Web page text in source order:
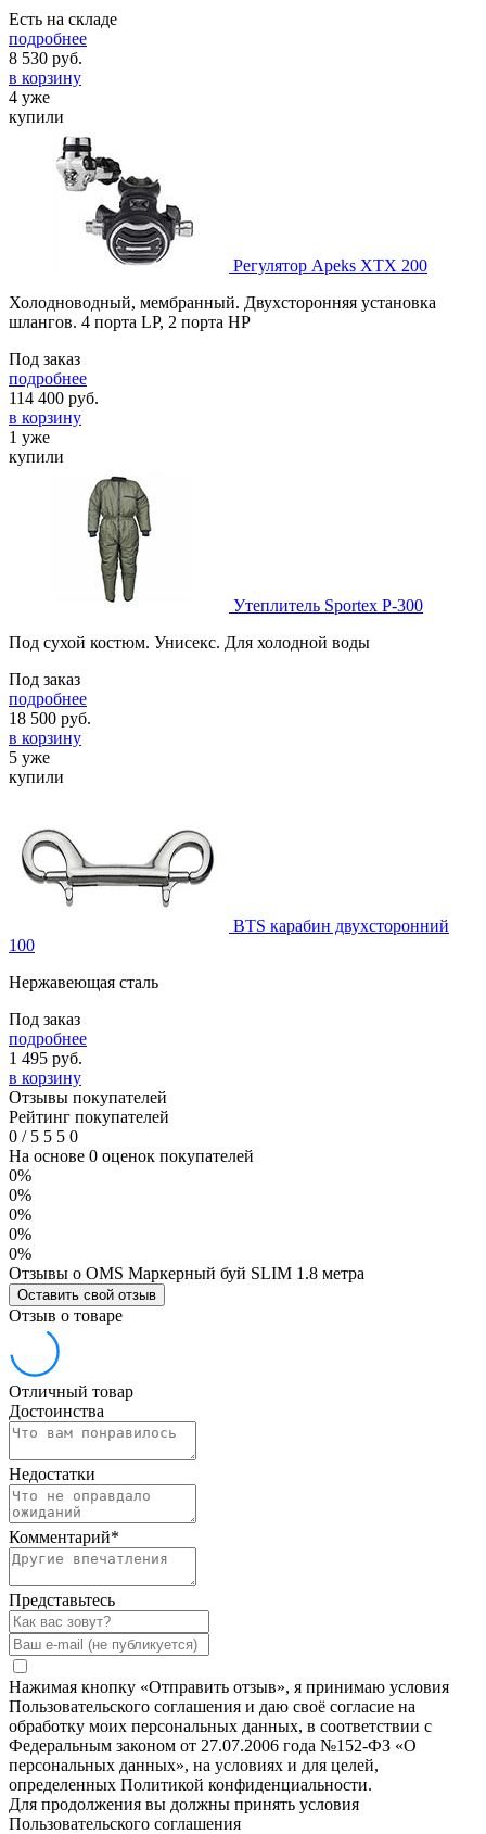
Есть на складе
подробнее
8 530 руб.
в корзину
4 уже
купили
Регулятор Apeks XTX 200
Холодноводный, мембранный. Двухсторонняя установка
шлангов. 4 порта LP, 2 порта HP
Под заказ
подробнее
114 400 руб.
в корзину
1 уже
купили
Утеплитель Sportex P-300
Под сухой костюм. Унисекс. Для холодной воды
Под заказ
подробнее
18 500 руб.
в корзину
5 уже
купили
BTS карабин двухсторонний
100
Нержавеющая сталь
Под заказ
подробнее
1 495 руб.
в корзину
Отзывы покупателей
Рейтинг покупателей
0 /5 5 5 0
На основе 0 оценок покупателей
0%
0%
0%
0%
0%
Отзывы о OMS Маркерный буй SLIM 1.8 метра
Оставить свой отзыв
Отзыв о товаре
Отличный товар
Достоинства
Недостатки
Комментарий*
Представьтесь
Нажимая кнопку «Отправить отзыв», я принимаю условия
Пользовательского соглашения и даю своё согласие на
обработку моих персональных данных, в соответствии с
Федеральным законом от 27.07.2006 года №152-ФЗ «О
персональных данных», на условиях и для целей,
определенных Политикой конфиденциальности.
Для продолжения вы должны принять условия
Пользовательского соглашения